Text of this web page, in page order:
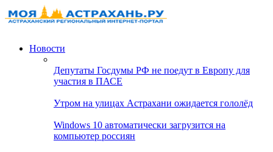
Новости
Депутаты Госдумы РФ не поедут в Европу для
участия в ПАСЕ
Утром на улицах Астрахани ожидается гололёд
Windows 10 автоматически загрузится на
компьютер россиян